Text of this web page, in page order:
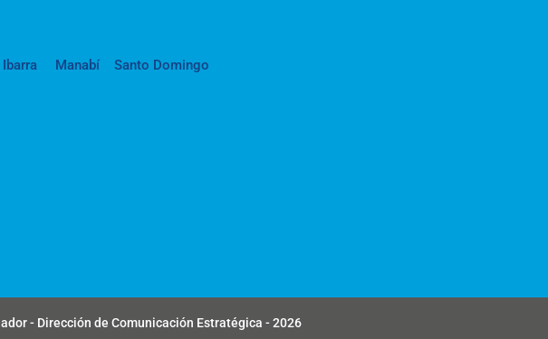
Ibarra Manabí Santo Domingo
- Dirección de Comunicación Estratégica - 2026